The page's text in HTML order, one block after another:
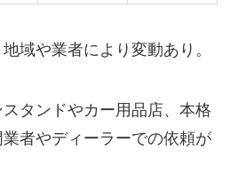
域や業者により変動あり。
タンドやカー用品店、本格
者やディーラーでの依頼が